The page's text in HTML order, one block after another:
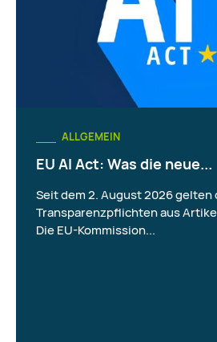
ALLGEMEIN
EU AI Act: Was die neue...
Seit dem 2. August 2026 gelten
Transparenzpflichten aus
Die EU-Kommission...